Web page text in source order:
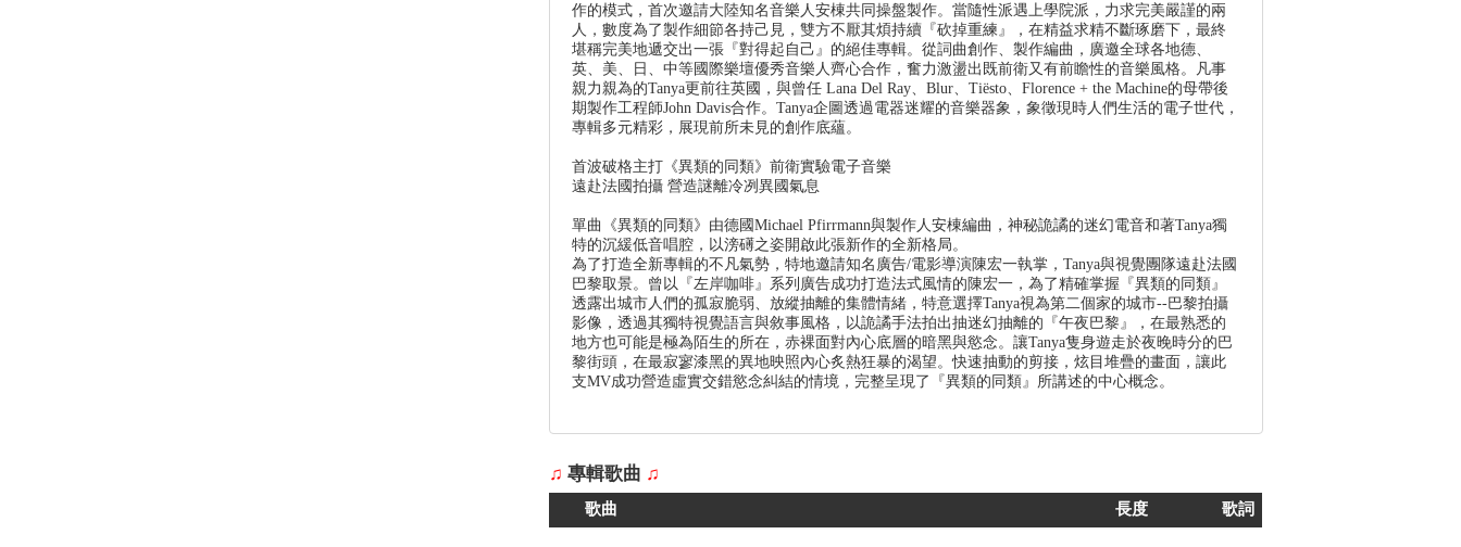
作的模式，首次邀請大陸知名音樂人安棟共同操盤製作。當隨性派遇上學院派，力求完美嚴謹的兩
人，數度為了製作細節各持己見，雙方不厭其煩持續『砍掉重練』，在精益求精不斷琢磨下，最終
堪稱完美地遞交出一張『對得起自己』的絕佳專輯。從詞曲創作、製作編曲，廣邀全球各地德、
英、美、日、中等國際樂壇優秀音樂人齊心合作，奮力激盪出既前衛又有前瞻性的音樂風格。凡事
親力親為的Tanya更前往英國，與曾任 Lana Del Ray、Blur、Tiësto、Florence + the Machine的母帶後
期製作工程師John Davis合作。Tanya企圖透過電器迷耀的音樂器象，象徵現時人們生活的電子世代，
專輯多元精彩，展現前所未見的創作底蘊。
首波破格主打《異類的同類》前衛實驗電子音樂
遠赴法國拍攝 營造謎離冷冽異國氣息
單曲《異類的同類》由德國Michael Pfirrmann與製作人安棟編曲，神秘詭譎的迷幻電音和著Tanya獨
特的沉緩低音唱腔，以滂礡之姿開啟此張新作的全新格局。
為了打造全新專輯的不凡氣勢，特地邀請知名廣告/電影導演陳宏一執掌，Tanya與視覺團隊遠赴法國
巴黎取景。曾以『左岸咖啡』系列廣告成功打造法式風情的陳宏一，為了精確掌握『異類的同類』
透露出城市人們的孤寂脆弱、放縱抽離的集體情緒，特意選擇Tanya視為第二個家的城市--巴黎拍攝
影像，透過其獨特視覺語言與敘事風格，以詭譎手法拍出抽迷幻抽離的『午夜巴黎』，在最熟悉的
地方也可能是極為陌生的所在，赤裸面對內心底層的暗黑與慾念。讓Tanya隻身遊走於夜晚時分的巴
黎街頭，在最寂寥漆黑的異地映照內心炙熱狂暴的渴望。快速抽動的剪接，炫目堆疊的畫面，讓此
支MV成功營造虛實交錯慾念糾結的情境，完整呈現了『異類的同類』所講述的中心概念。
♫ 專輯歌曲 ♫
歌曲 長度 歌詞